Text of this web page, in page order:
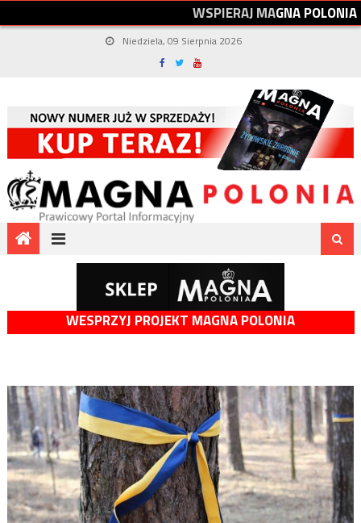
WSPIERAJMAGNAPOLONIA
Niedziela, 09 Sierpnia 2026
WESPRZYJ PROJEKT MAGNA POLONIA